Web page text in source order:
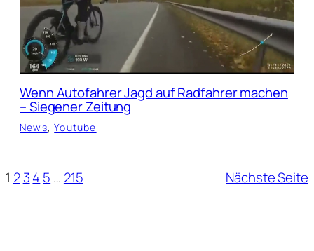
Wenn Autofahrer Jagd auf Radfahrer machen
– Siegener Zeitung
News, Youtube
1 2 34 5 … 215 Nächste Seite